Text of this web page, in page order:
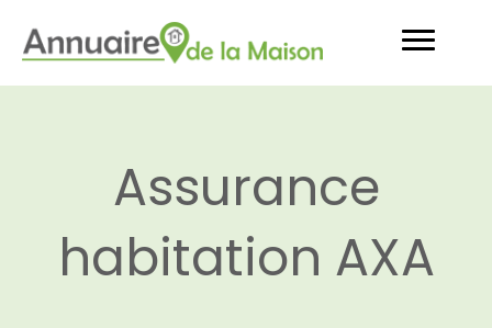
Assurance
habitation AXA